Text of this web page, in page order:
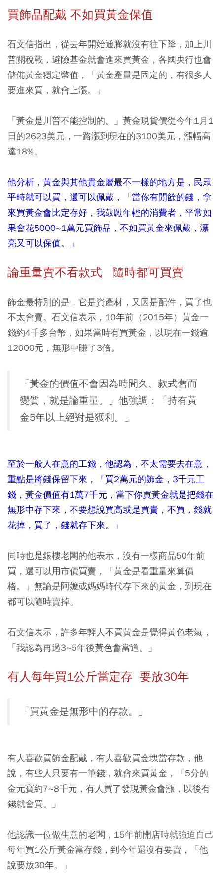
買飾品配戴 不如買黃金保值
石文信指出，從去年開始通膨就沒有往下降，加上川
普關稅戰，避險基金就會進來買黃金，各國央行也會
儲備黃金穩定幣值，「黃金產量是固定的，有很多人
要進來買，就會上漲。」
「黃金是川普不能控制的。」黃金現貨價從今年1月1
日的2623美元，一路漲到現在的3100美元，漲幅高
達18%。
他分析，黃金與其他貴金屬最不一樣的地方是，民眾
平時就可以買，還可以佩戴，「當你有閒餘的錢，拿
來買黃金會比定存好，我鼓勵年輕的消費者，平常如
果會花5000~1萬元買飾品，不如買黃金來佩戴，漂
亮又可以保值。」
論重量賣不看款式 隨時都可買賣
飾金最特別的是，它是資產材，又因是配件，買了也
不太會賣。石文信表示，10年前（2015年）黃金一
錢約4千多台幣，如果當時有買黃金，以現在一錢逾
12000元，無形中賺了3倍。
「黃金的價值不會因為時間久、款式舊而
變質，就是論重量。」他強調：「持有黃
金5年以上絕對是獲利。」
至於一般人在意的工錢，他認為，不太需要去在意，
重點是將錢保留下來，「買2萬元的飾金，3千元工
錢，黃金價值有1萬7千元，當下你買黃金就是把錢在
無形中存下來，不要想說買高或是買貴，不買，錢就
花掉，買了，錢就存下來。」
同時也是銀樓老闆的他表示，沒有一樣商品50年前
買，還可以用市價買賣，「黃金是看重量來算價
格。」無論是阿嬤或媽媽時代存下來的黃金，到現在
都可以隨時賣掉。
石文信表示，許多年輕人不買黃金是覺得黃色老氣，
「我認為再過3~5年後黃色會當道。」
有人每年買1公斤當定存 要放30年
「買黃金是無形中的存款。」
有人喜歡買飾金配戴，有人喜歡買金塊當存款，他
說，有些人只要有一筆錢，就會來買黃金，「5分的
金元寶約7~8千元，有人買了發現黃金會漲，以後有
錢就會買。」
他認識一位做生意的老闆，15年前開店時就強迫自己
每年買1公斤黃金當存錢，到今年還沒有要賣，「他
說要放30年。」